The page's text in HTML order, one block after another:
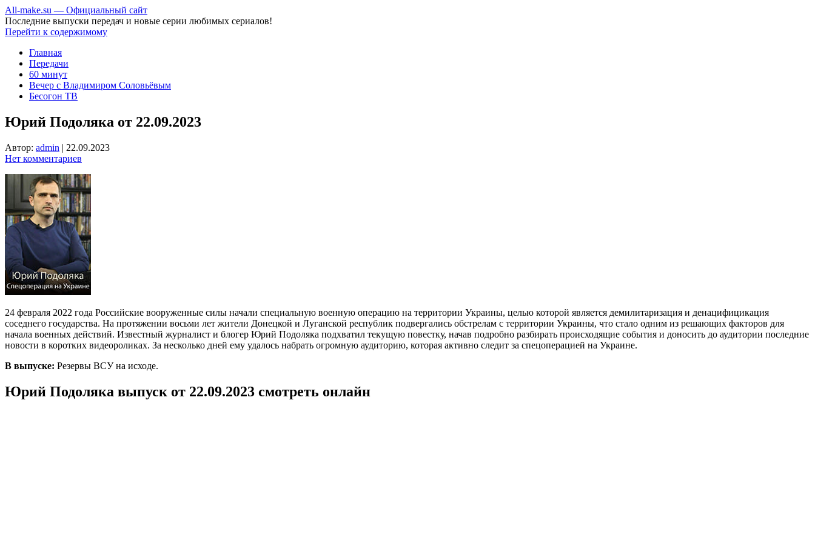
All-make.su — Официальный сайт
Последние выпуски передач и новые серии любимых сериалов!
Перейти к содержимому
Главная
Передачи
60 минут
Вечер с Владимиром Соловьёвым
Бесогон ТВ
Юрий Подоляка от 22.09.2023
Автор: admin | 22.09.2023
Нет комментариев
24 февраля 2022 года Российские вооруженные силы начали специальную военную операцию на территории Украины, целью которой является демилитаризация и денацифицикация
соседнего государства. На протяжении восьми лет жители Донецкой и Луганской республик подвергались обстрелам с территории Украины, что стало одним из решающих факторов для
начала военных действий. Известный журналист и блогер Юрий Подоляка подхватил текущую повестку, начав подробно разбирать происходящие события и доносить до аудитории последние
новости в коротких видеороликах. За несколько дней ему удалось набрать огромную аудиторию, которая активно следит за спецоперацией на Украине.
В выпуске: Резервы ВСУ на исходе.
Юрий Подоляка выпуск от 22.09.2023 смотреть онлайн